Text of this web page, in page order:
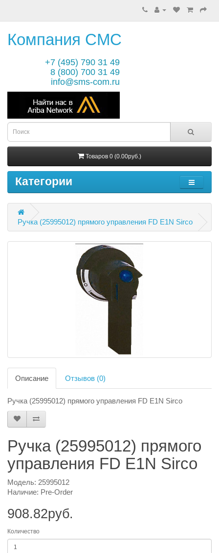
Компания СМС
+7 (495) 790 31 49
8 (800) 700 31 49
info@sms-com.ru
Товаров 0 (0.00руб.)
Категории
Ручка (25995012) прямого управления FD E1N Sirco
Описание Отзывов (0)
Ручка (25995012) прямого управления FD E1N Sirco
Ручка (25995012) прямого
управления FD E1N Sirco
Модель: 25995012
Наличие: Pre-Order
908.82руб.
Количество